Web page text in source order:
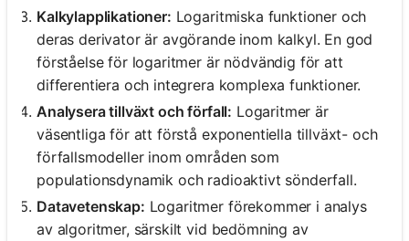
Kalkylapplikationer: Logaritmiska funktioner och
deras derivator är avgörande inom kalkyl. En god
förståelse för logaritmer är nödvändig för att
differentiera och integrera komplexa funktioner.
Analysera tillväxt och förfall: Logaritmer är
väsentliga för att förstå exponentiella tillväxt- och
förfallsmodeller inom områden som
populationsdynamik och radioaktivt sönderfall.
Datavetenskap: Logaritmer förekommer i analys
av algoritmer, särskilt vid bedömning av